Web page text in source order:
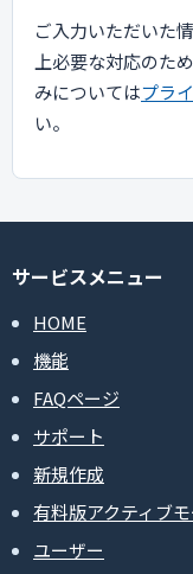
ご入力いただいた
上必要な対応のた
みについてはプラ
い。
サービスメニュー
HOME
機能
FAQページ
サポート
新規作成
有料版アクティブ
ユーザー